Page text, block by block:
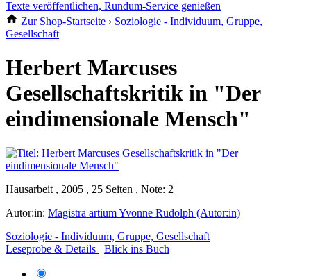
Texte veröffentlichen, Rundum-Service genießen
Zur Shop-Startseite › Soziologie - Individuum, Gruppe,
Gesellschaft
Herbert Marcuses
Gesellschaftskritik in "Der
eindimensionale Mensch"
Hausarbeit , 2005 , 25 Seiten , Note: 2
Autor:in: Magistra artium Yvonne Rudolph (Autor:in)
Soziologie - Individuum, Gruppe, Gesellschaft
Leseprobe & Details
Blick ins Buch